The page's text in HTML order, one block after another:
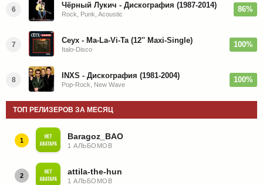
6 Чёрный Лукич - Дискография (1987-2014)
Rock, Punk, Acoustic
86%
7 Ceyx - Ma-La-Vi-Ta (12'' Maxi-Single)
Italo-Disco
100%
8 INXS - Дискография (1981-2004)
Pop-Rock, New Wave
100%
ТОП РЕЛИЗЕРОВ ЗА МЕСЯЦ
1 Baragoz_BAO
1 АЛЬБОМОВ
2 attila-the-hun
1 АЛЬБОМОВ